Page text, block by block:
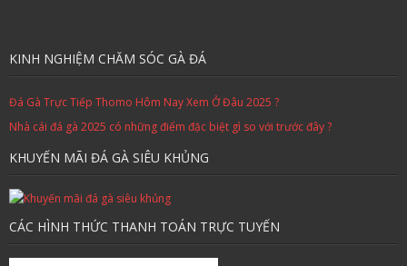
KINH NGHIỆM CHĂM SÓC GÀ ĐÁ
Đá Gà Trực Tiếp Thomo Hôm Nay Xem Ở Đâu 2025 ?
Nhà cái đá gà 2025 có những điểm đặc biệt gì so với trước đây ?
KHUYẾN MÃI ĐÁ GÀ SIÊU KHỦNG
CÁC HÌNH THỨC THANH TOÁN TRỰC TUYẾN